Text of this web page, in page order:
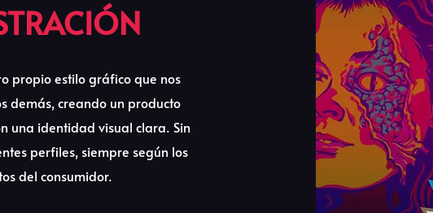
propio estilo gráfico que nos
demás, creando un producto
una identidad visual clara. Sin
perfiles, siempre según los
del consumidor.